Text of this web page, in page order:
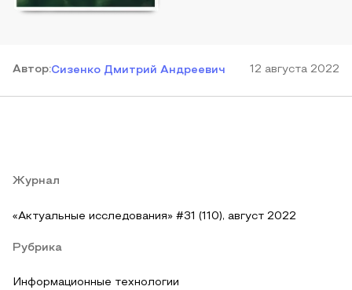
Автор:Сизенко Дмитрий Андреевич 12 августа 2022
Журнал
«Актуальные исследования» #31 (110), август 2022
Рубрика
Информационные технологии